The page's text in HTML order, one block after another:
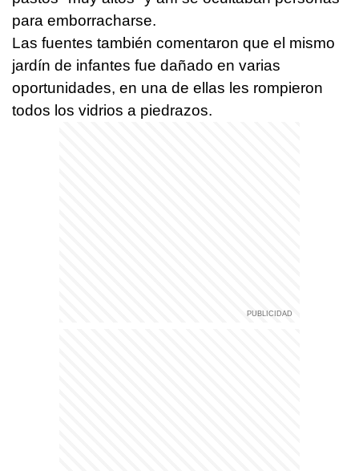
para emborracharse.
Las fuentes también comentaron que el mismo
jardín de infantes fue dañado en varias
oportunidades, en una de ellas les rompieron
todos los vidrios a piedrazos.